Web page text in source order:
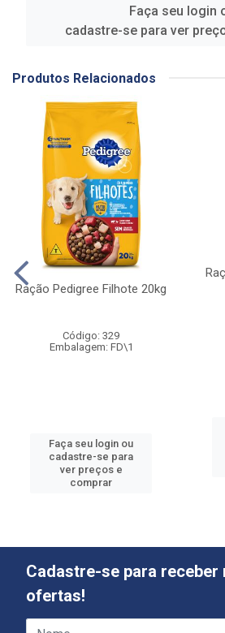
Faça seu login
cadastre-se para ver
Produtos Relacionados
Ração Pedigree Filhote 20kg
Código: 329
Embalagem: FD\1
Faça seu login ou
cadastre-se para
ver preços e
comprar
Cadastre-se para receber
ofertas!